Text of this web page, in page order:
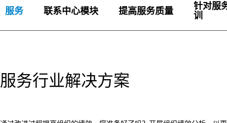
服务 联系中心模块 提高服务质量
针对服
训
服务行业解决方案